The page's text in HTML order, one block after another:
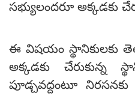
సభ్యులందరూ అక్కడకు
ఈ విషయం స్థానికులకు
అక్కడకు చేరుకున్న
పూడ్చవద్దంటూ